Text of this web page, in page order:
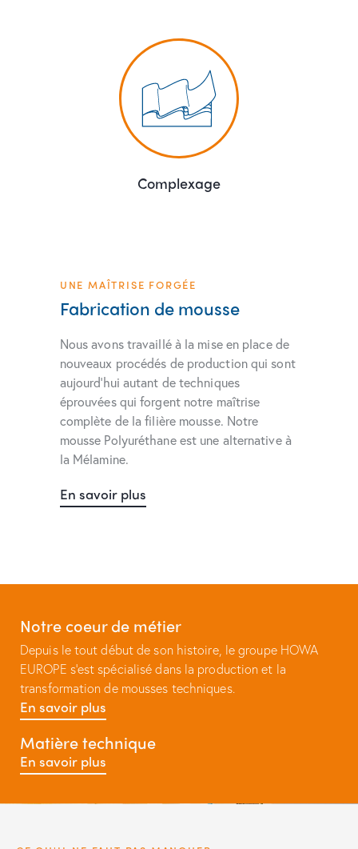
Complexage
UNE MAÎTRISE FORGÉE
Fabrication de mousse
Nous avons travaillé à la mise en place de
nouveaux procédés de production qui sont
aujourd’hui autant de techniques
éprouvées qui forgent notre maîtrise
complète de la filière mousse. Notre
mousse Polyuréthane est une alternative à
la Mélamine.
En savoir plus
Notre coeur de métier
Depuis le tout début de son histoire, le groupe HOWA
EUROPE s’est spécialisé dans la production et la
transformation de mousses techniques.
En savoir plus
Matière technique
En savoir plus